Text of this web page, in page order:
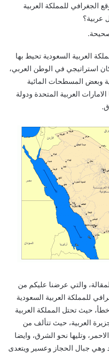
للمملكة العربية
عربية؟
العربية السعودية تحيط بها
استراتيجي في الوطن العربي،
وبعض المسطحات المائية
العربية المتحدة ودولة
والتي عرضنا عليكم من
للمملكة العربية السعودية
حيث تحتل المملكة العربية
العربية، حيث تتألف من
وتليها نحو الشرق، وايضا
وهي جبال الحجاز وعسير ويتعدى